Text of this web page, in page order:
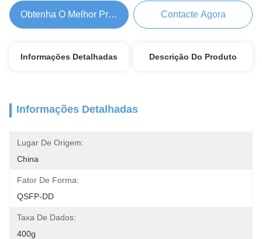
Obtenha O Melhor Preço Contacte Agora
Informações Detalhadas Descrição Do Produto
Informações Detalhadas
Lugar De Origem:
China
Fator De Forma:
QSFP-DD
Taxa De Dados:
400g